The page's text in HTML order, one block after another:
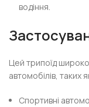
водіння.
Цей трипоїд
автомобілів, таких
Спортивні